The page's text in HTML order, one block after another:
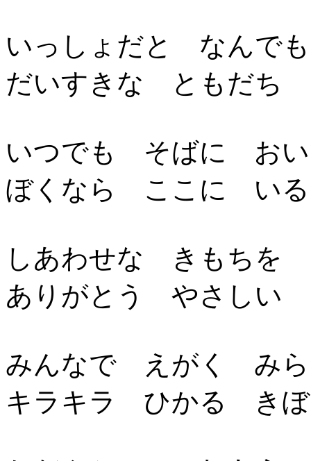
いっしょだと なんで
だいすきな ともだち
いつでも そばに おい
ぼくなら ここに い
しあわせな きもちを
ありがとう やさしい
みんなで えがく みら
キラキラ ひかる き